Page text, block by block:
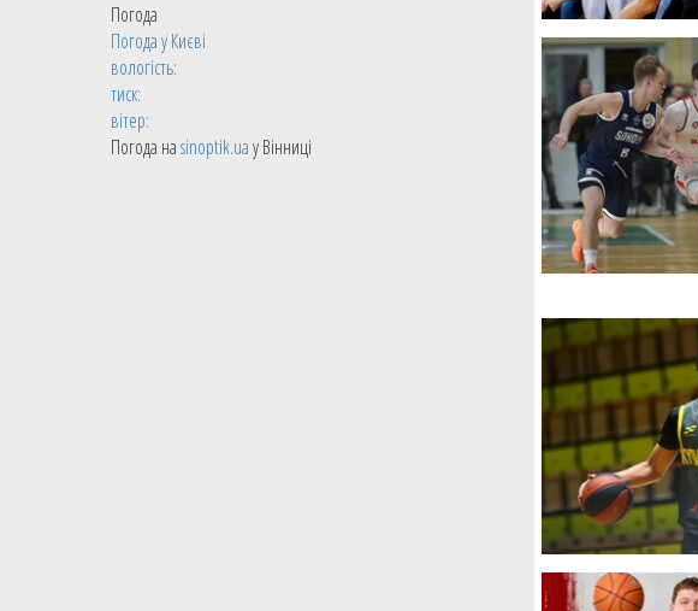
Погода
Погода уКиєві
вологість:
тиск:
вітер:
Погода наsinoptik.uaу Вінниці